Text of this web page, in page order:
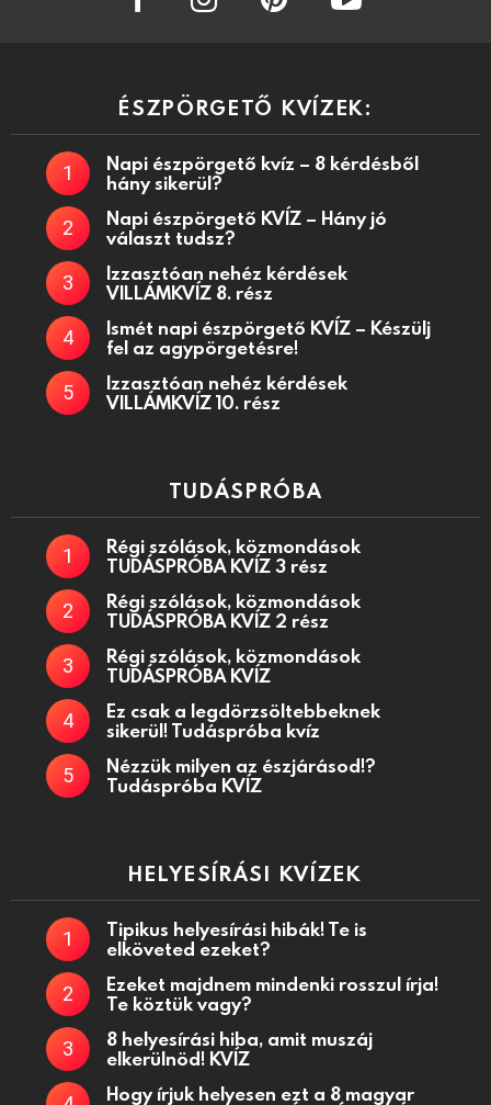
ÉSZPÖRGETŐ KVÍZEK:
Napi észpörgető kvíz – 8 kérdésből
hány sikerül?
Napi észpörgető KVÍZ – Hány jó
választ tudsz?
Izzasztóan nehéz kérdések
VILLÁMKVÍZ 8. rész
Ismét napi észpörgető KVÍZ – Készülj
fel az agypörgetésre!
Izzasztóan nehéz kérdések
VILLÁMKVÍZ 10. rész
TUDÁSPRÓBA
Régi szólások, közmondások
TUDÁSPRÓBA KVÍZ 3 rész
Régi szólások, közmondások
TUDÁSPRÓBA KVÍZ 2 rész
Régi szólások, közmondások
TUDÁSPRÓBA KVÍZ
Ez csak a legdörzsöltebbeknek
sikerül! Tudáspróba kvíz
Nézzük milyen az észjárásod!?
Tudáspróba KVÍZ
HELYESÍRÁSI KVÍZEK
Tipikus helyesírási hibák! Te is
elköveted ezeket?
Ezeket majdnem mindenki rosszul írja!
Te köztük vagy?
8 helyesírási hiba, amit muszáj
elkerülnöd! KVÍZ
Hogy írjuk helyesen ezt a 8 magyar